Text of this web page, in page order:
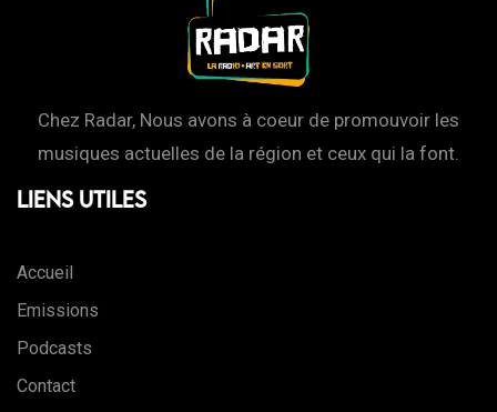
Chez Radar, Nous avons à coeur de promouvoir les
musiques actuelles de la région et ceux qui la font.
Liens Utiles
Accueil
Emissions
Podcasts
Contact